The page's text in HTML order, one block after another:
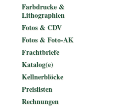
Farbdrucke &
Lithographien
Fotos & CDV
Fotos & Foto-AK
Frachtbriefe
Katalog(e)
Kellnerblöcke
Preislisten
Rechnungen